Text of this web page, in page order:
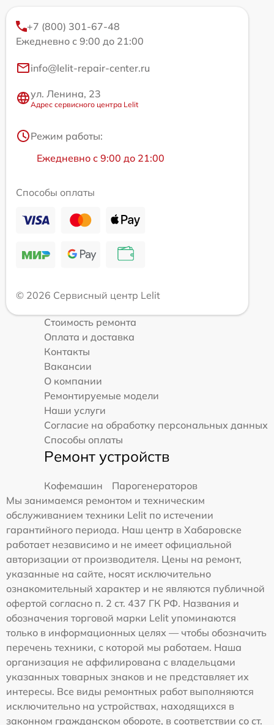
+7 (800) 301-67-48
Ежедневно с 9:00 до 21:00
info@lelit-repair-center.ru
ул. Ленина, 23
Адрес сервисного центра Lelit
Режим работы:
Ежедневно с 9:00 до 21:00
Способы оплаты
© 2026 Сервисный центр Lelit
Стоимость ремонта
Оплата и доставка
Контакты
Вакансии
О компании
Ремонтируемые модели
Наши услуги
Согласие на обработку персональных данных
Способы оплаты
Ремонт устройств
Кофемашин
Парогенераторов
Мы занимаемся ремонтом и техническим
обслуживанием техники Lelit по истечении
гарантийного периода. Наш центр в Хабаровске
работает независимо и не имеет официальной
авторизации от производителя. Цены на ремонт,
указанные на сайте, носят исключительно
ознакомительный характер и не являются публичной
офертой согласно п. 2 ст. 437 ГК РФ. Названия и
обозначения торговой марки Lelit упоминаются
только в информационных целях — чтобы обозначить
перечень техники, с которой мы работаем. Наша
организация не аффилирована с владельцами
указанных товарных знаков и не представляет их
интересы. Все виды ремонтных работ выполняются
исключительно на устройствах, находящихся в
законном гражданском обороте, в соответствии со ст.